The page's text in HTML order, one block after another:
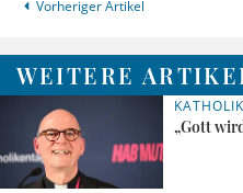
Vorheriger Artikel
WEITERE
„Gott